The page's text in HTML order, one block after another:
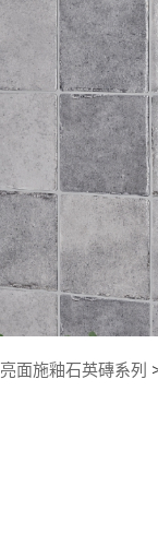
亮面施釉石英磚系列